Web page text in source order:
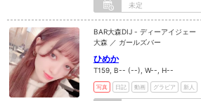
未定
BAR大森DIJ - ディーアイジェー
大森 ／ ガールズバー
ひめか
T159, B-- (--), W--, H--
写真 日記 動画 グラビア 新人